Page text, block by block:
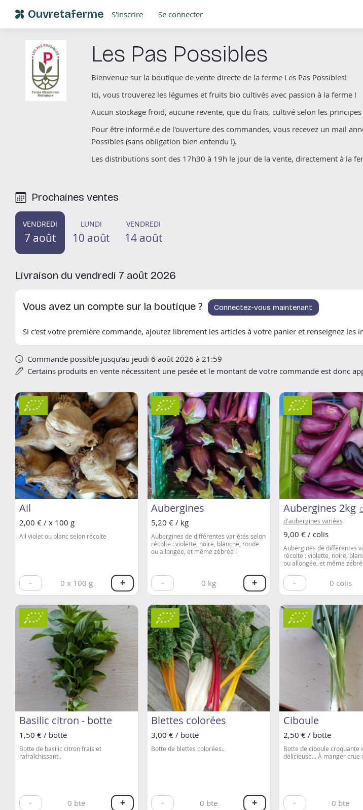
Ouvretaferme S'inscrire Se connecter
Les Pas Possibles
Bienvenue sur la boutique de vente directe de la ferme Les Pas Possibles!
Ici, vous trouverez les légumes et fruits bio cultivés avec passion à la ferme !
Aucun stockage froid, aucune revente, que du frais, cultivé selon les
Pour être informé.e de l'ouverture des commandes, vous recevez un mail
Possibles (sans obligation bien entendu !).
Les distributions sont des 17h30 à 19h le jour de la vente, directement à la
Prochaines ventes
VENDREDI
7 août
LUNDI
10 août
VENDREDI
14 août
Livraison du vendredi 7 août 2026
Vous avez un compte sur la boutique ? Connectez-vous maintenant
Si c'est votre première commande, ajoutez librement les articles à votre panier et renseignez
Commande possible jusqu'au jeudi 6 août 2026 à 21:59
Certains produits en vente nécessitent une pesée et le montant de votre commande est donc
Ail
2,00 € / x 100 g
Ail violet ou blanc selon récolte
- 0 x 100 g +
Aubergines
5,20 € / kg
Aubergines de différentes variétés selon
récolte : violette, noire, blanche, ronde
ou allongée, et même zébrée !
- 0 kg +
Aubergines 2kg
d'aubergines variées
9,00 € / colis
Aubergines de différentes
récolte : violette, noire,
ou allongée, et même
- 0 colis
Basilic citron - botte
1,50 € / botte
Botte de basilic citron frais et
rafraîchissant..
- 0 bte +
Blettes colorées
3,00 € / botte
Botte de blettes colorées..
- 0 bte +
Ciboule
2,50 € / botte
Botte de ciboule croquante
délicieuse... À manger crue
- 0 bte